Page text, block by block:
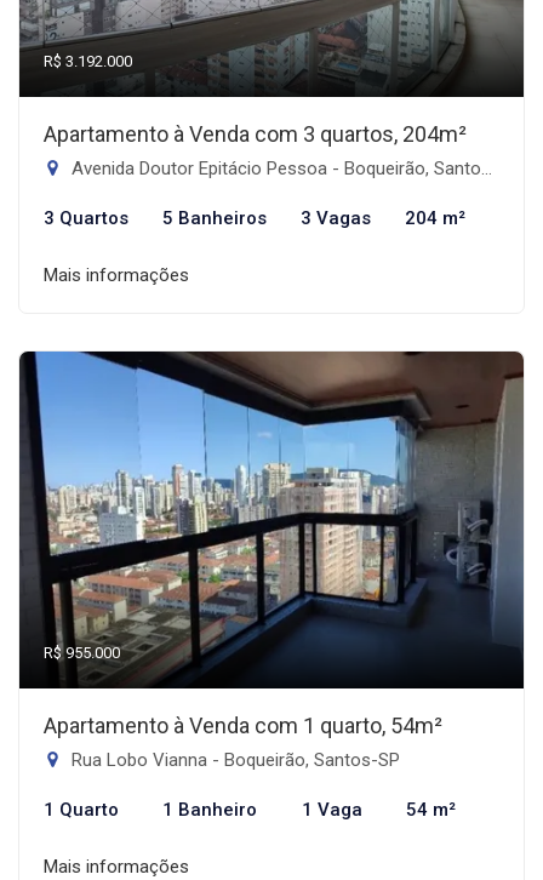
R$ 3.192.000
Apartamento à Venda com 3 quartos, 204m²
Avenida Doutor Epitácio Pessoa - Boqueirão, Santos-SP
3 Quartos 5 Banheiros 3 Vagas 204 m²
Mais informações
R$ 955.000
Apartamento à Venda com 1 quarto, 54m²
Rua Lobo Vianna - Boqueirão, Santos-SP
1 Quarto 1 Banheiro 1 Vaga 54 m²
Mais informações